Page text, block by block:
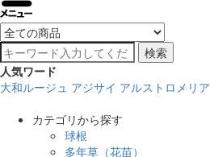
検索
人気ワード
大和ルージュ アジサイ アルストロメリア
カテゴリから探す
球根
多年草（花苗）